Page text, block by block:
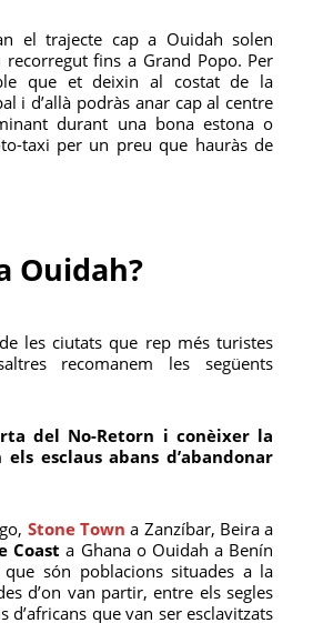
el trajecte cap a Ouidah solen
recorregut fins a Grand Popo. Per
que et deixin al costat de la
i d’allà podràs anar cap al centre
durant una bona estona o
taxi per un preu que hauràs de
Ouidah?
les ciutats que rep més turistes
recomanem les següents
del No-Retorn i conèixer la
esclaus abans d’abandonar
Stone Town a Zanzíbar, Beira a
Coast a Ghana o Ouidah a Benín
són poblacions situades a la
d’on van partir, entre els segles
d’africans que van ser esclavitzats